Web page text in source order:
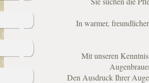
In warmer,
Mit unseren
Den Ausdruck Ihrer